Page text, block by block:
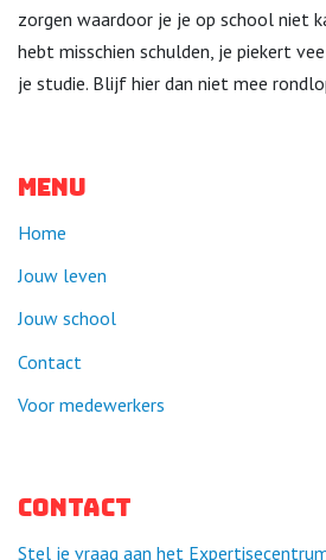
zorgen waardoor je je op school niet
hebt misschien schulden, je piekert
je studie. Blijf hier dan niet mee
Menu
Home
Jouw leven
Jouw school
Contact
Voor medewerkers
Contact
Stel je vraag aan het